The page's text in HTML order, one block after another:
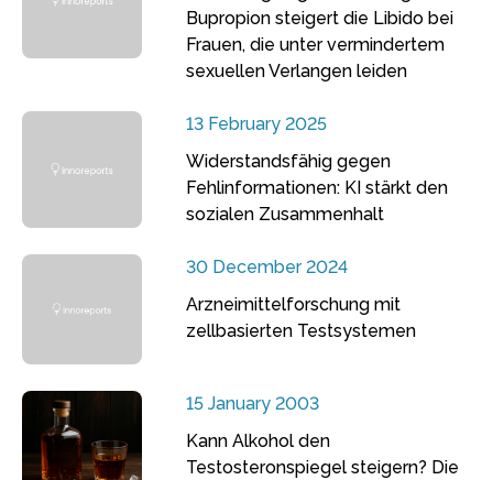
Bupropion steigert die Libido bei
Frauen, die unter vermindertem
sexuellen Verlangen leiden
13 February 2025
Widerstandsfähig gegen
Fehlinformationen: KI stärkt den
sozialen Zusammenhalt
30 December 2024
Arzneimittelforschung mit
zellbasierten Testsystemen
15 January 2003
Kann Alkohol den
Testosteronspiegel steigern? Die